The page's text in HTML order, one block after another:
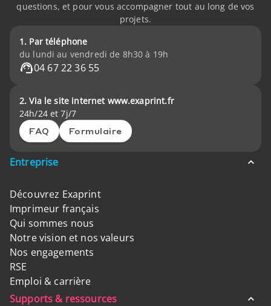
questions, et pour vous accompagner tout au long de vos
projets.
1. Par téléphone
du lundi au vendredi de 8h30 à 19h
04 67 22 36 55
2. Via le site internet www.exaprint.fr
24h/24 et 7j/7
FAQ Formulaire
Entreprise
Découvrez Exaprint
Imprimeur français
Qui sommes nous
Notre vision et nos valeurs
Nos engagements
RSE
Emploi & carrière
Supports & ressources